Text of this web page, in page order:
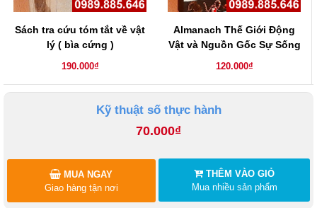
Sách tra cứu tóm tắt về vật
lý ( bìa cứng )
190.000₫
Almanach Thế Giới Động
Vật và Nguồn Gốc Sự Sống
( bìa cứng )
120.000₫
Kỹ thuật số thực hành
70.000₫
THÊM VÀO GIỎ
Mua nhiều sản phẩm
MUA NGAY
Giao hàng tận nơi